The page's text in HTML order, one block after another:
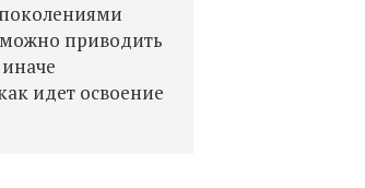
приводить
идет освоение